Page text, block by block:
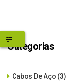
Categorias
Cabos De Aço (3)